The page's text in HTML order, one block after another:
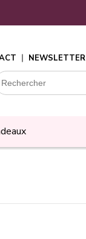
NEWSLETTER